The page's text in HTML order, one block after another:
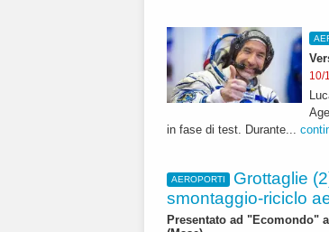
10/
in fase di test. Durante...
AEROPORTI
Grottaglie
smontaggio-riciclo
Presentato ad "Ecomondo"